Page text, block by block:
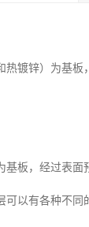
镀锌）为基
板，经过表
以有各种不